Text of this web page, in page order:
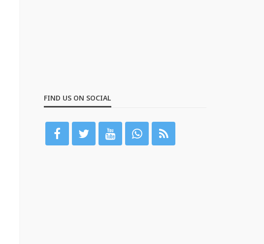
FIND US ON SOCIAL